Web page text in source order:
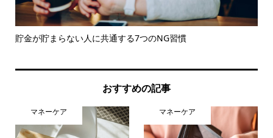
貯金が貯まらない人に共通する7つのNG習慣
おすすめの記事
マネーケア マネーケア